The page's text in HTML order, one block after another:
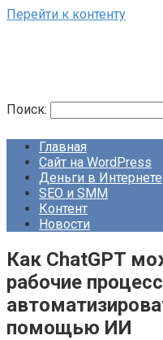
Перейти к контенту
Поиск:
Главная
Сайт на WordPress
Деньги в Интернете
SEO и SMM
Контент
Новости
Как ChatGPT
рабочие
помощью ИИ